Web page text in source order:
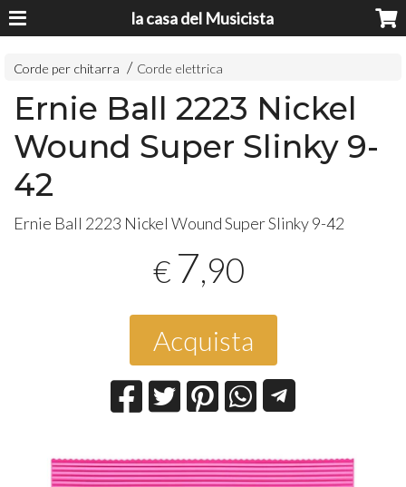
la casa del Musicista
Corde per chitarra Corde elettrica
Ernie Ball 2223 Nickel
Wound Super Slinky 9-
42
Ernie Ball 2223 Nickel Wound Super Slinky 9-42
€ 7,90
Acquista